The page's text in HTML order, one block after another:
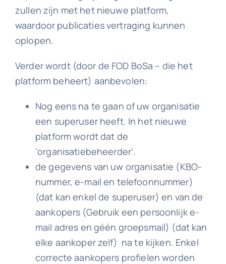
zullen zijn met het nieuwe platform,
waardoor publicaties vertraging kunnen
oplopen.
Verder wordt (door de FOD BoSa – die het
platform beheert) aanbevolen:
Nog eens na te gaan of uw organisatie
een superuser heeft. In het nieuwe
platform wordt dat de
‘organisatiebeheerder’.
de gegevens van uw organisatie (KBO-
nummer, e-mail en telefoonnummer)
(dat kan enkel de superuser) en van de
aankopers (Gebruik een persoonlijk e-
mail adres en géén groepsmail) (dat kan
elke aankoper zelf) na te kijken. Enkel
correcte aankopers profielen worden